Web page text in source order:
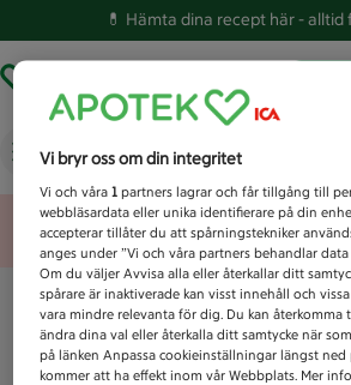
💊 Hämta dina recept här -alltid
Vad letar du efter idag?
Unknown error
Vi bryr oss om din integritet
Vi och våra1 partners lagrar och får tillgång till
webbläsardata eller unika identifierare på din
accepterar tillåter du att spårningstekniker
anges under ”Vi och våra partners behandlar
Om du väljer Avvisa alla eller återkallar ditt
spårare är inaktiverade kan visst innehåll och
vara mindre relevanta för dig. Du kan
ändra dina val eller återkalla ditt samtycke när
på länken Anpassa cookieinställningar längst ned
kommer att ha effekt inom vår Webbplats. Mer